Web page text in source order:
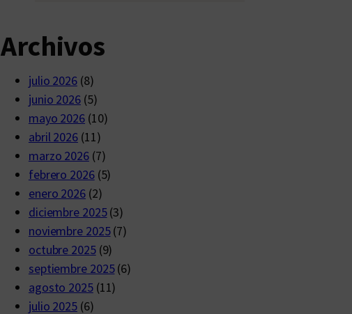
Archivos
julio 2026(8)
junio 2026(5)
mayo 2026 (10)
abril 2026(11)
marzo 2026(7)
febrero 2026(5)
enero 2026(2)
diciembre 2025(3)
noviembre 2025(7)
octubre 2025(9)
septiembre 2025(6)
agosto 2025(11)
julio 2025(6)